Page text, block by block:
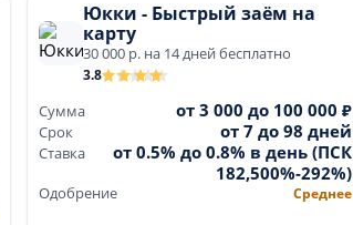
Юкки - Быстрый заём на
карту
30 000 р. на 14 дней бесплатно
3.8
Сумма от 3 000 до 100 000 ₽
Срок от 7 до 98 дней
Ставка
от 0.5% до 0.8% в день (ПСК
182,500%-292%)
Одобрение Среднее